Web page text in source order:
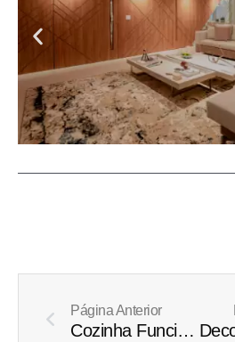
Página Anterior
Cozinha Funcional: Descubra Tudo o que Você Precisa Saber para Criar um Espaço Perfeito